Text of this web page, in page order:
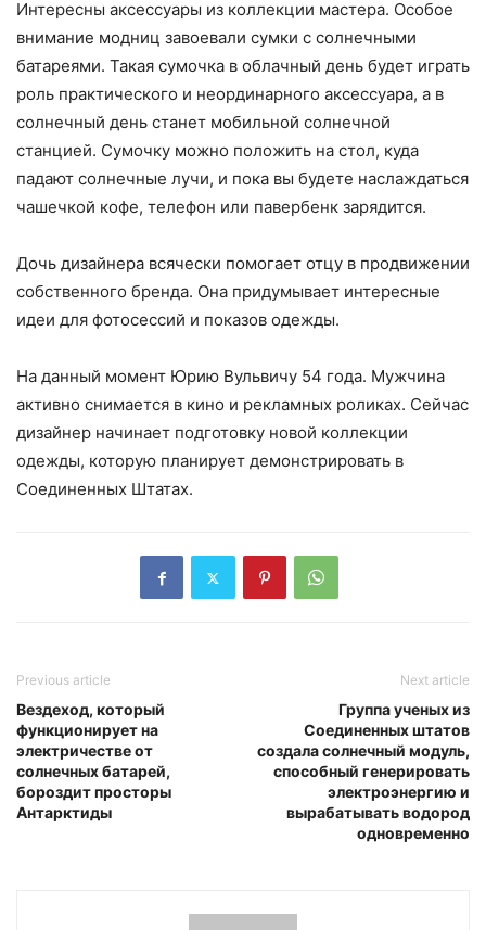
Интересны аксессуары из коллекции мастера. Особое
внимание модниц завоевали сумки с солнечными
батареями. Такая сумочка в облачный день будет играть
роль практического и неординарного аксессуара, а в
солнечный день станет мобильной солнечной
станцией. Сумочку можно положить на стол, куда
падают солнечные лучи, и пока вы будете наслаждаться
чашечкой кофе, телефон или павербенк зарядится.
Дочь дизайнера всячески помогает отцу в продвижении
собственного бренда. Она придумывает интересные
идеи для фотосессий и показов одежды.
На данный момент Юрию Вульвичу 54 года. Мужчина
активно снимается в кино и рекламных роликах. Сейчас
дизайнер начинает подготовку новой коллекции
одежды, которую планирует демонстрировать в
Соединенных Штатах.
Previous article
Вездеход, который
функционирует на
электричестве от
солнечных батарей,
бороздит просторы
Антарктиды
Next article
Группа ученых из
Соединенных штатов
создала солнечный модуль,
способный генерировать
электроэнергию и
вырабатывать водород
одновременно